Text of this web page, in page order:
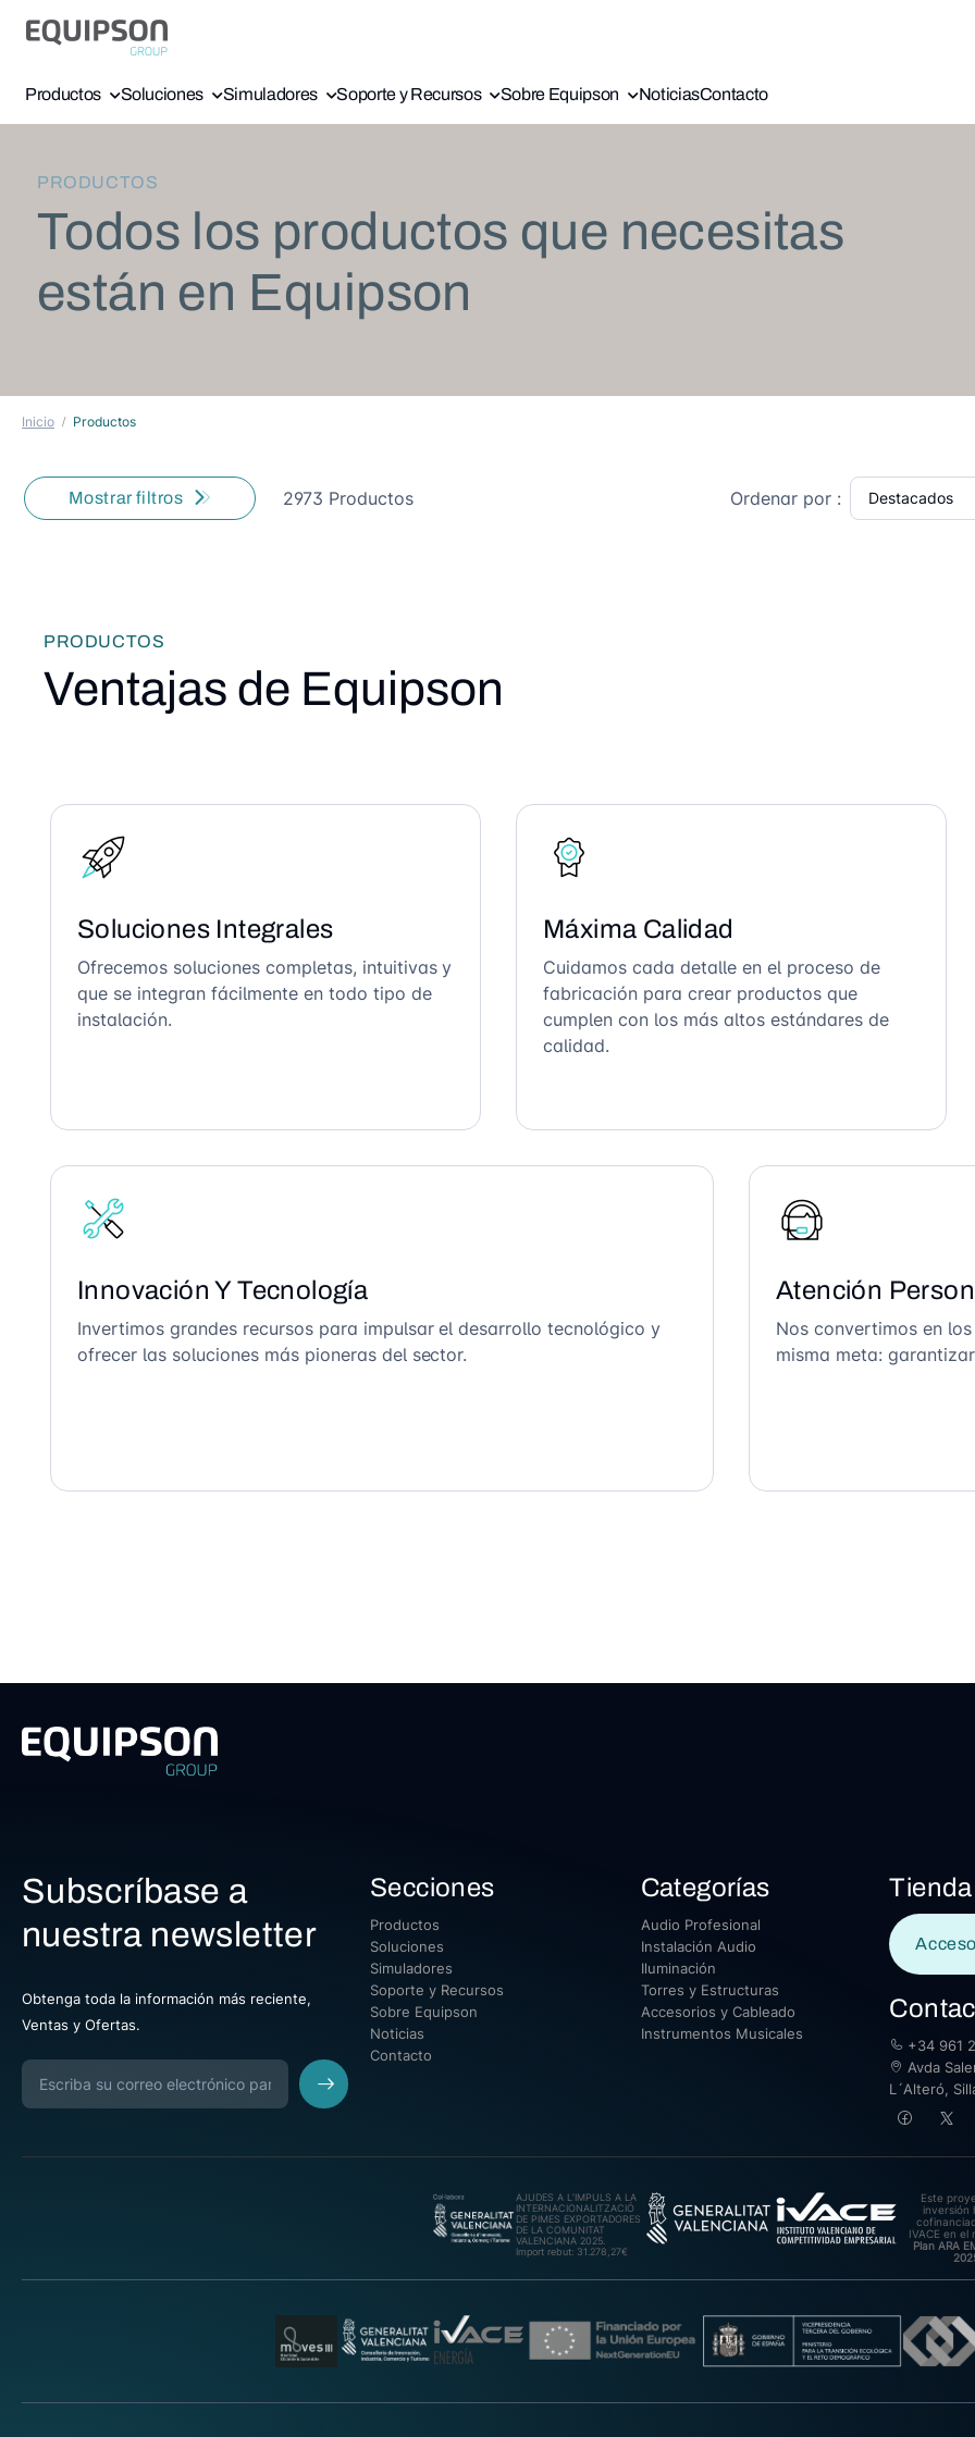
Productos Soluciones Simuladores Soporte y Recursos Sobre Equipson NoticiasContacto
PRODUCTOS
Todos los productos que necesitas
están en Equipson
Inicio Productos
Mostrar filtros 2973 Productos Ordenar por :
PRODUCTOS
Ventajas de Equipson
Soluciones Integrales
Ofrecemos soluciones completas, intuitivas y
que se integran fácilmente en todo tipo de
instalación.
Máxima Calidad
Cuidamos cada detalle en el proceso de
fabricación para crear productos que
cumplen con los más altos estándares de
calidad.
Innovación Y Tecnología
Invertimos grandes recursos para impulsar el desarrollo tecnológico y
ofrecer las soluciones más pioneras del sector.
Atención
Nos convertimos en
misma meta:
Subscríbase a
nuestra newsletter
Obtenga toda la información más reciente,
Ventas y Ofertas.
Secciones
Productos
Soluciones
Simuladores
Soporte y Recursos
Sobre Equipson
Noticias
Contacto
Categorías
Audio Profesional
Instalación Audio
Iluminación
Torres y Estructuras
Accesorios y Cableado
Instrumentos Musicales
Tienda
+34 961
Avda
L´Alteró,
AJUDES A L’IMPULS A LA
INTERNACIONALITZACIÓ
DE PIMES EXPORTADORES
DE LA COMUNITAT
VALENCIANA 2025.
Import rebut: 31.278,27€
Este
inversión
IVACE en el
Plan ARA